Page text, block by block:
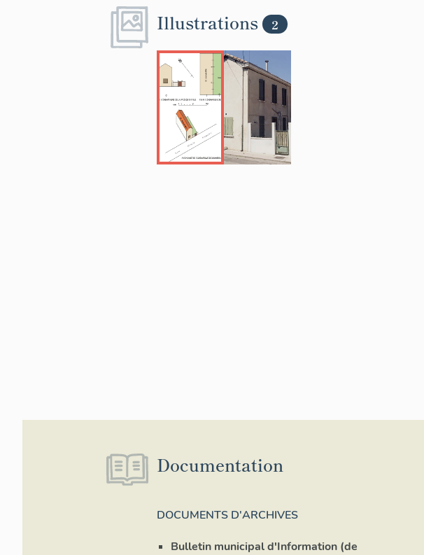
Illustrations 2
Documentation
DOCUMENTS D'ARCHIVES
Bulletin municipal d'Information (de